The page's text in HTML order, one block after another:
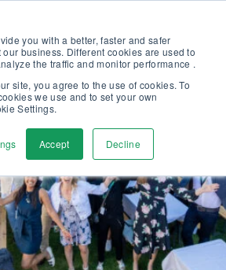
you with a better, faster and safer
business. Different cookies are used to
the traffic and monitor performance .
site, you agree to the use of cookies. To
we use and to set your own
Settings.
Accept Decline
catálogo Soluciones Beamex para la
en Calibración >>
Contáctenos